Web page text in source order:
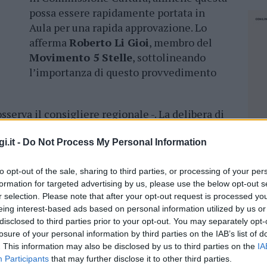
- Do Not Process My Personal Information
opt-out of the sale, sharing to third parties, or processing of your
for targeted advertising by us, please use the below opt-out
selection. Please note that after your opt-out request is processed
interest-based ads based on personal information utilized by us
to third parties prior to your opt-out. You may separately
of your personal information by third parties on the IAB’s list of
This information may also be disclosed by us to third parties on the
Participants that may further disclose it to other third parties.
possa essere rapidamente portata in
Aula per una rapida approvazione. Lo
affermaRoberto Li Gioi, membro del
Movimento 5 Stelle, sottolineando
l’importanza di questo provvedimento
il consigliere regionale -. La delibera di
,OschirieAggiusche hanno una
saranno anche i comuni diMontie
la dispersione scolastica sonofenomeniche
Anci Sardegnaprevede che nelle more
sull’istruzione laRegionesi faccia
a mantenere le autonomie